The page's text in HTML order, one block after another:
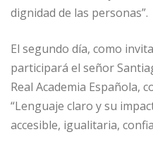
dignidad de las personas”.
El segundo día, como
participará el señor
Real Academia Española,
“Lenguaje claro y su
accesible, igualitaria,